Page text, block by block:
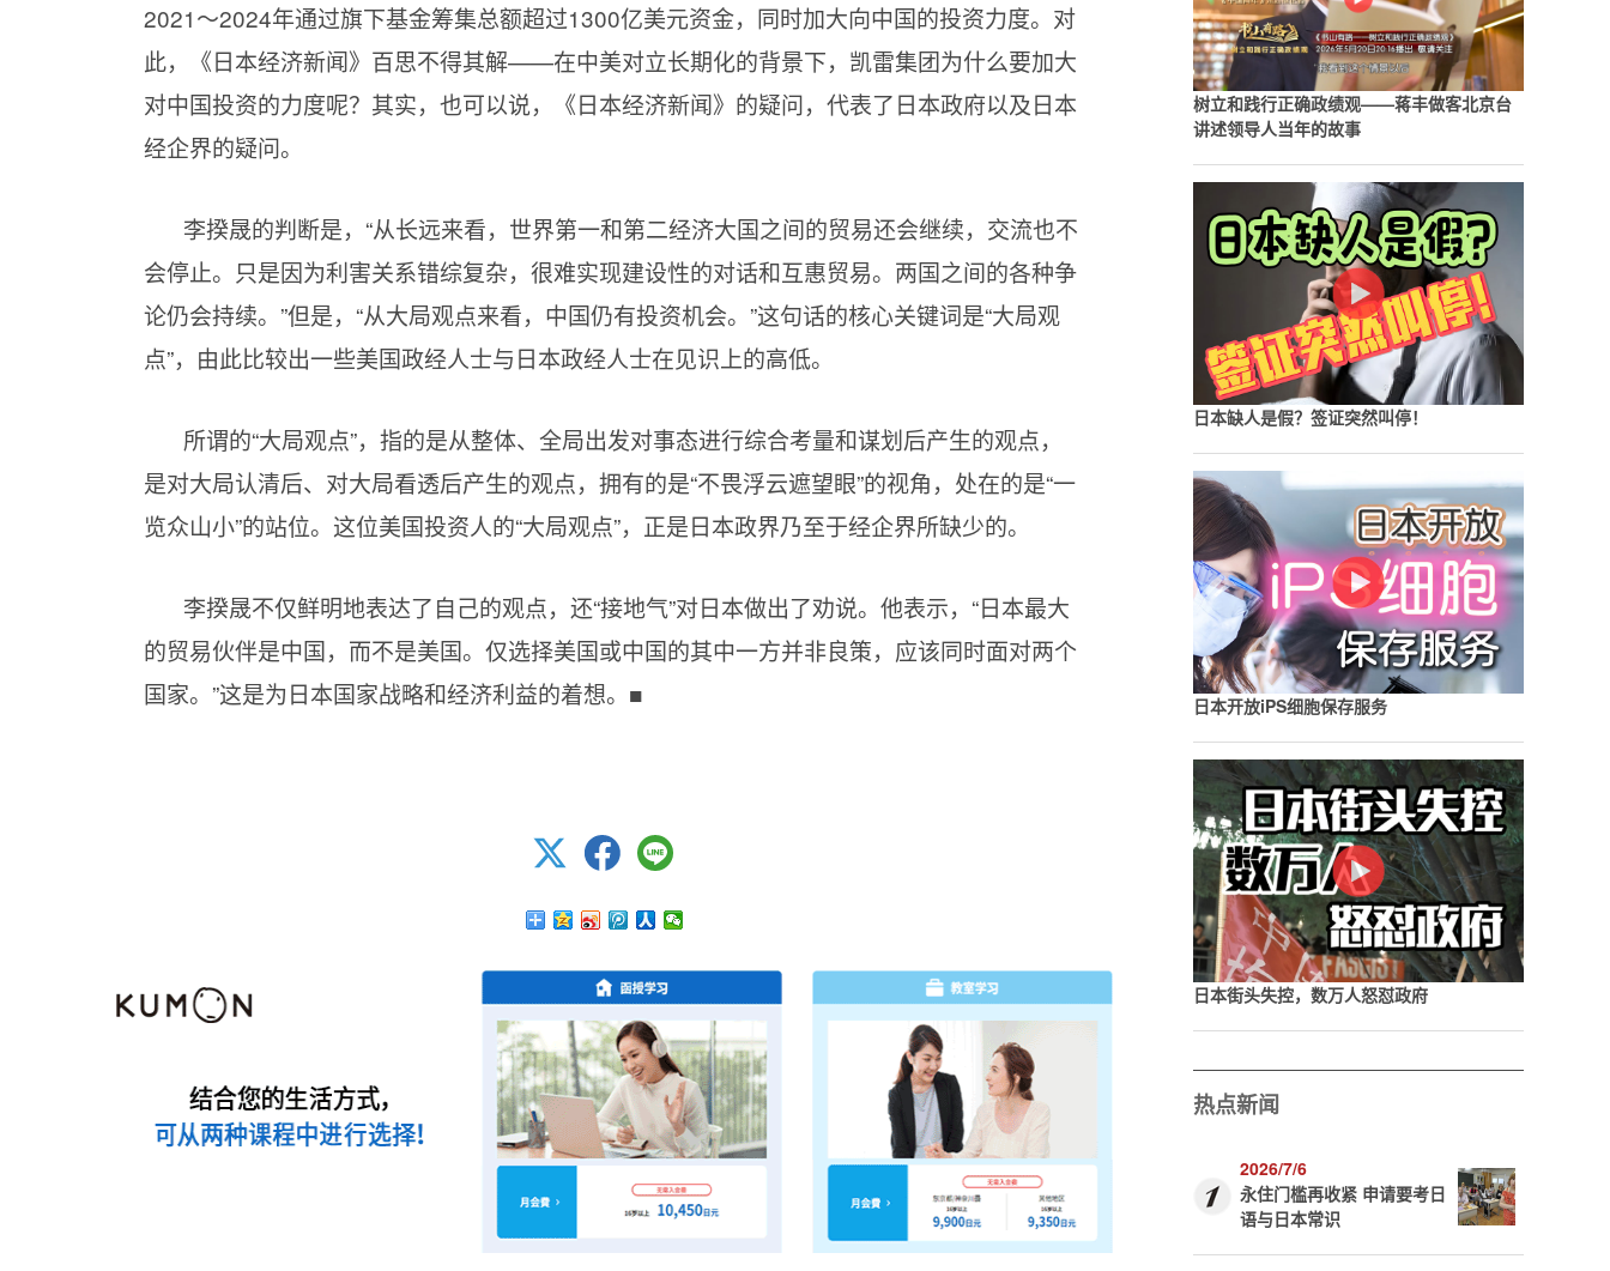
2021～2024年通过旗下基金筹集总额超过1300亿美元资金，同时加大向中国的投资力度。对
此，《日本经济新闻》百思不得其解——在中美对立长期化的背景下，凯雷集团为什么要加大
对中国投资的力度呢？其实，也可以说，《日本经济新闻》的疑问，代表了日本政府以及日本
经企界的疑问。
李揆晟的判断是，“从长远来看，世界第一和第二经济大国之间的贸易还会继续，交流也不
会停止。只是因为利害关系错综复杂，很难实现建设性的对话和互惠贸易。两国之间的各种争
论仍会持续。”但是，“从大局观点来看，中国仍有投资机会。”这句话的核心关键词是“大局观
点”，由此比较出一些美国政经人士与日本政经人士在见识上的高低。
所谓的“大局观点”，指的是从整体、全局出发对事态进行综合考量和谋划后产生的观点，
是对大局认清后、对大局看透后产生的观点，拥有的是“不畏浮云遮望眼”的视角，处在的是“一
览众山小”的站位。这位美国投资人的“大局观点”，正是日本政界乃至于经企界所缺少的。
李揆晟不仅鲜明地表达了自己的观点，还“接地气”对日本做出了劝说。他表示，“日本最大
的贸易伙伴是中国，而不是美国。仅选择美国或中国的其中一方并非良策，应该同时面对两个
国家。”这是为日本国家战略和经济利益的着想。■
树立和践行正确政绩观——蒋丰做客北京台
讲述领导人当年的故事
日本缺人是假？签证突然叫停！
日本开放iPS细胞保存服务
日本街头失控，数万人怒怼政府
热点新闻
2026/7/6
永住门槛再收紧 申请要考日
语与日本常识